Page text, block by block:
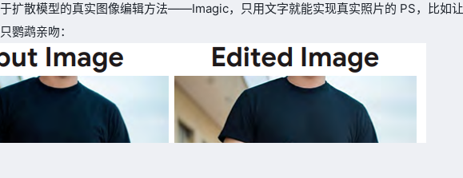
扩散模型的真实图像编辑方法——Imagic，只用文字就能实现真实照片的 PS，比如
鹦鹉亲吻：